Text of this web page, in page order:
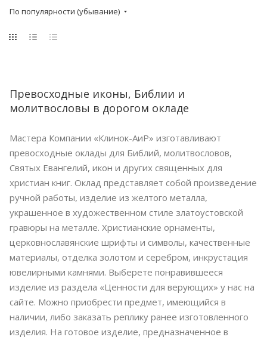
По популярности (убывание)
Превосходные иконы, Библии и
молитвословы в дорогом окладе
Мастера Компании «Клинок-АиР» изготавливают
превосходные оклады для Библий, молитвословов,
Святых Евангелий, икон и других священных для
христиан книг. Оклад представляет собой произведение
ручной работы, изделие из желтого металла,
украшенное в художественном стиле златоустовской
гравюры на металле. Христианские орнаменты,
церковнославянские шрифты и символы, качественные
материалы, отделка золотом и серебром, инкрустация
ювелирными камнями. Выберете понравившееся
изделие из раздела «Ценности для верующих» у нас на
сайте. Можно приобрести предмет, имеющийся в
наличии, либо заказать реплику ранее изготовленного
изделия. На готовое изделие, предназначенное в